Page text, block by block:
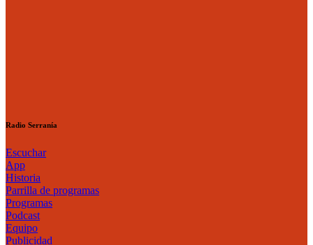
Radio Serranía
Escuchar
App
Historia
Parrilla de programas
Programas
Podcast
Equipo
Publicidad